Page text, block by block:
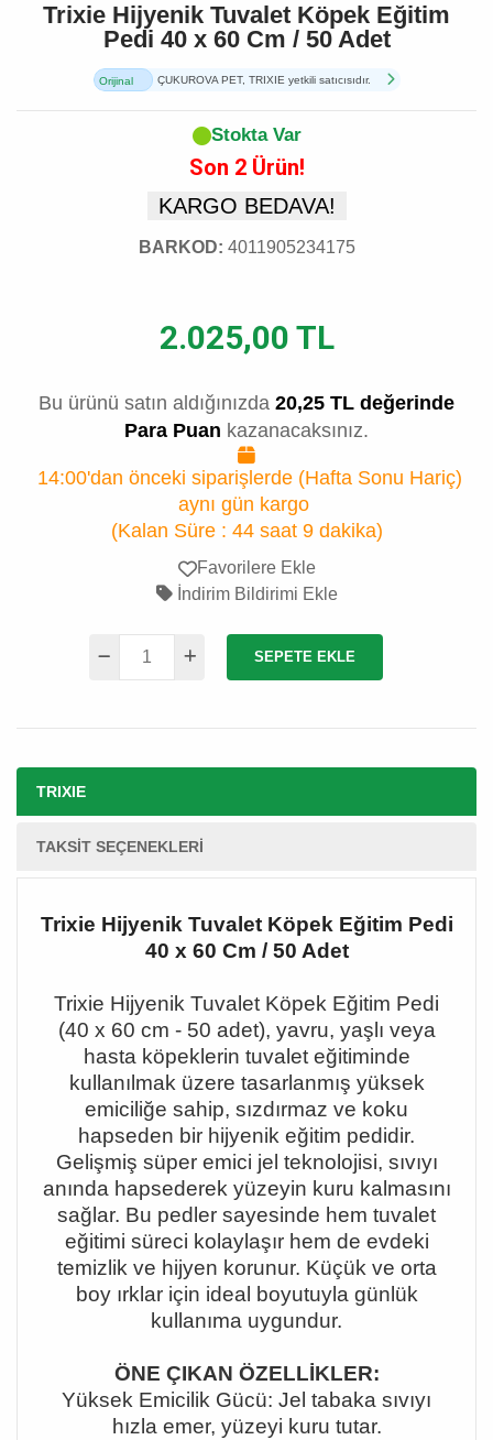
Trixie Hijyenik Tuvalet Köpek Eğitim
Pedi 40 x 60 Cm / 50 Adet
Orijinal
ÇUKUROVA PET, TRIXIE yetkili satıcısıdır.
Stokta Var
Son 2 Ürün!
KARGO BEDAVA!
BARKOD: 4011905234175
2.025,00 TL
Bu ürünü satın aldığınızda 20,25 TL değerinde
Para Puan kazanacaksınız.
14:00'dan önceki siparişlerde (Hafta Sonu Hariç)
aynı gün kargo
(Kalan Süre : 44 saat 9 dakika)
Favorilere Ekle
İndirim Bildirimi Ekle
SEPETE EKLE
TRIXIE
TAKSIT SEÇENEKLERI
Trixie Hijyenik Tuvalet Köpek Eğitim Pedi
40 x 60 Cm / 50 Adet
Trixie Hijyenik Tuvalet Köpek Eğitim Pedi
(40 x 60 cm - 50 adet), yavru, yaşlı veya
hasta köpeklerin tuvalet eğitiminde
kullanılmak üzere tasarlanmış yüksek
emiciliğe sahip, sızdırmaz ve koku
hapseden bir hijyenik eğitim pedidir.
Gelişmiş süper emici jel teknolojisi, sıvıyı
anında hapsederek yüzeyin kuru kalmasını
sağlar. Bu pedler sayesinde hem tuvalet
eğitimi süreci kolaylaşır hem de evdeki
temizlik ve hijyen korunur. Küçük ve orta
boy ırklar için ideal boyutuyla günlük
kullanıma uygundur.
ÖNE ÇIKAN ÖZELLİKLER:
Yüksek Emicilik Gücü: Jel tabaka sıvıyı
hızla emer, yüzeyi kuru tutar.